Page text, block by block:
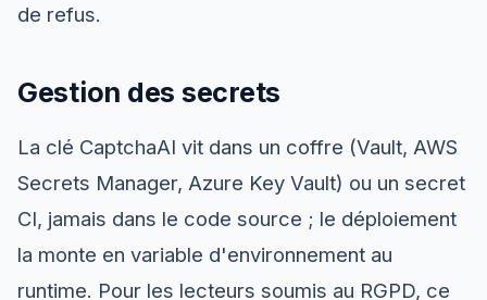
de refus.
Gestion des secrets
La clé CaptchaAI vit dans un coffre (Vault, AWS
Secrets Manager, Azure Key Vault) ou un secret
CI, jamais dans le code source ; le déploiement
la monte en variable d'environnement au
runtime. Pour les lecteurs soumis au RGPD, ce